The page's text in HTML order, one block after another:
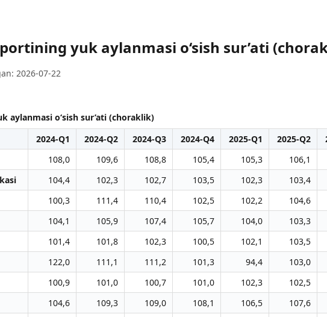
yuk aylanmasi o‘sish sur’ati
2026-07-22
o‘sish sur’ati (choraklik)
2024-Q1 2024-Q2 2024-Q3 2024-Q4 2025-Q1 2025-Q2
108,0 109,6 108,8 105,4 105,3 106,1
104,4 102,3 102,7 103,5 102,3 103,4
100,3 111,4 110,4 102,5 102,2 104,6
104,1 105,9 107,4 105,7 104,0 103,3
101,4 101,8 102,3 100,5 102,1 103,5
122,0 111,1 111,2 101,3 94,4 103,0
100,9 101,0 100,7 101,0 102,3 102,5
104,6 109,3 109,0 108,1 106,5 107,6